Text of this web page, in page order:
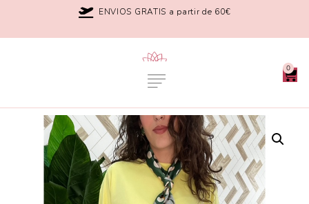
ENVIOS GRATIS a partir de 60€
0